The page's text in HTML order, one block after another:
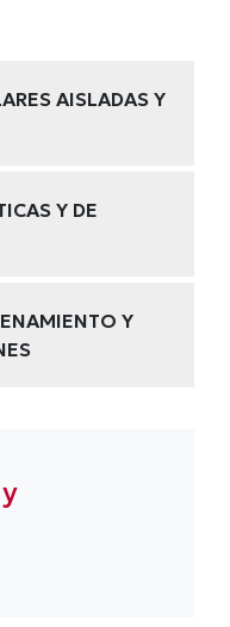
AISLADAS Y
Y DE
Y